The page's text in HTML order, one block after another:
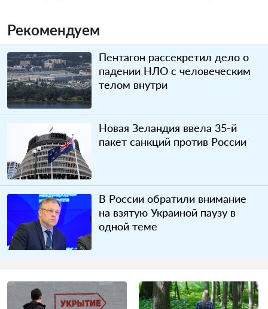
Рекомендуем
Пентагон рассекретил дело о
падении НЛО с человеческим
телом внутри
Новая Зеландия ввела 35-й
пакет санкций против России
В России обратили внимание
на взятую Украиной паузу в
одной теме